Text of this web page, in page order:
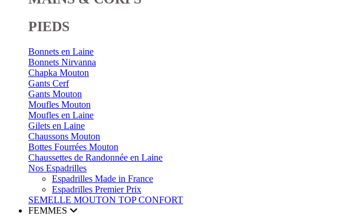
PIEDS
Bonnets en Laine
Bonnets Nirvanna
Chapka Mouton
Gants Cerf
Gants Mouton
Moufles Mouton
Moufles en Laine
Gilets en Laine
Chaussons Mouton
Bottes Fourrées Mouton
Chaussettes de Randonnée en Laine
Nos Espadrilles
Espadrilles Made in France
Espadrilles Premier Prix
SEMELLE MOUTON TOP CONFORT
FEMMES